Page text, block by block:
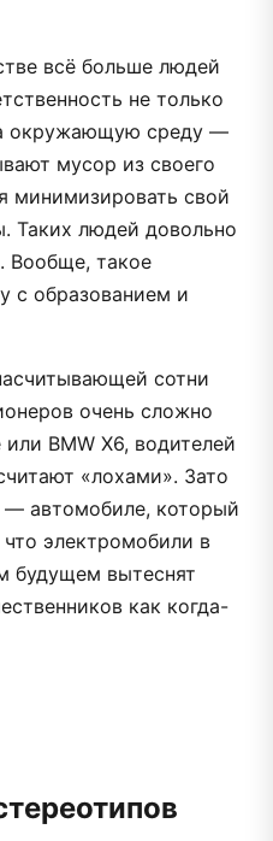
всё больше людей
не только
окружающую среду —
мусор из своего
минимизировать свой
Таких людей довольно
Вообще, такое
с образованием и
сотни
очень сложно
BMW X6, водителей
«лохами». Зато
— автомобиле, который
электромобили в
будущем вытеснят
как когда-